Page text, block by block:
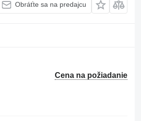
Obráťte sa na predajcu
Cena na požiadanie